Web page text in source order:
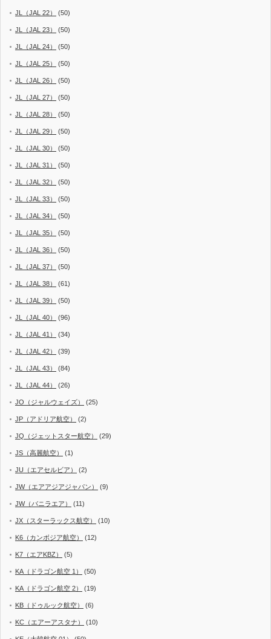
JL（JAL 22） (50)
JL（JAL 23） (50)
JL（JAL 24） (50)
JL（JAL 25） (50)
JL（JAL 26） (50)
JL（JAL 27） (50)
JL（JAL 28） (50)
JL（JAL 29） (50)
JL（JAL 30） (50)
JL（JAL 31） (50)
JL（JAL 32） (50)
JL（JAL 33） (50)
JL（JAL 34） (50)
JL（JAL 35） (50)
JL（JAL 36） (50)
JL（JAL 37） (50)
JL（JAL 38） (61)
JL（JAL 39） (50)
JL（JAL 40） (96)
JL（JAL 41） (34)
JL（JAL 42） (39)
JL（JAL 43） (84)
JL（JAL 44） (26)
JO（ジャルウェイズ） (25)
JP（アドリア航空） (2)
JQ（ジェットスター航空） (29)
JS（高麗航空） (1)
JU（エアセルビア） (2)
JW（エアアジアジャパン） (9)
JW（バニラエア） (11)
JX（スターラックス航空） (10)
K6（カンボジア航空） (12)
K7（エアKBZ） (5)
KA（ドラゴン航空 1） (50)
KA（ドラゴン航空 2） (19)
KB（ドゥルック航空） (6)
KC（エアーアスタナ） (10)